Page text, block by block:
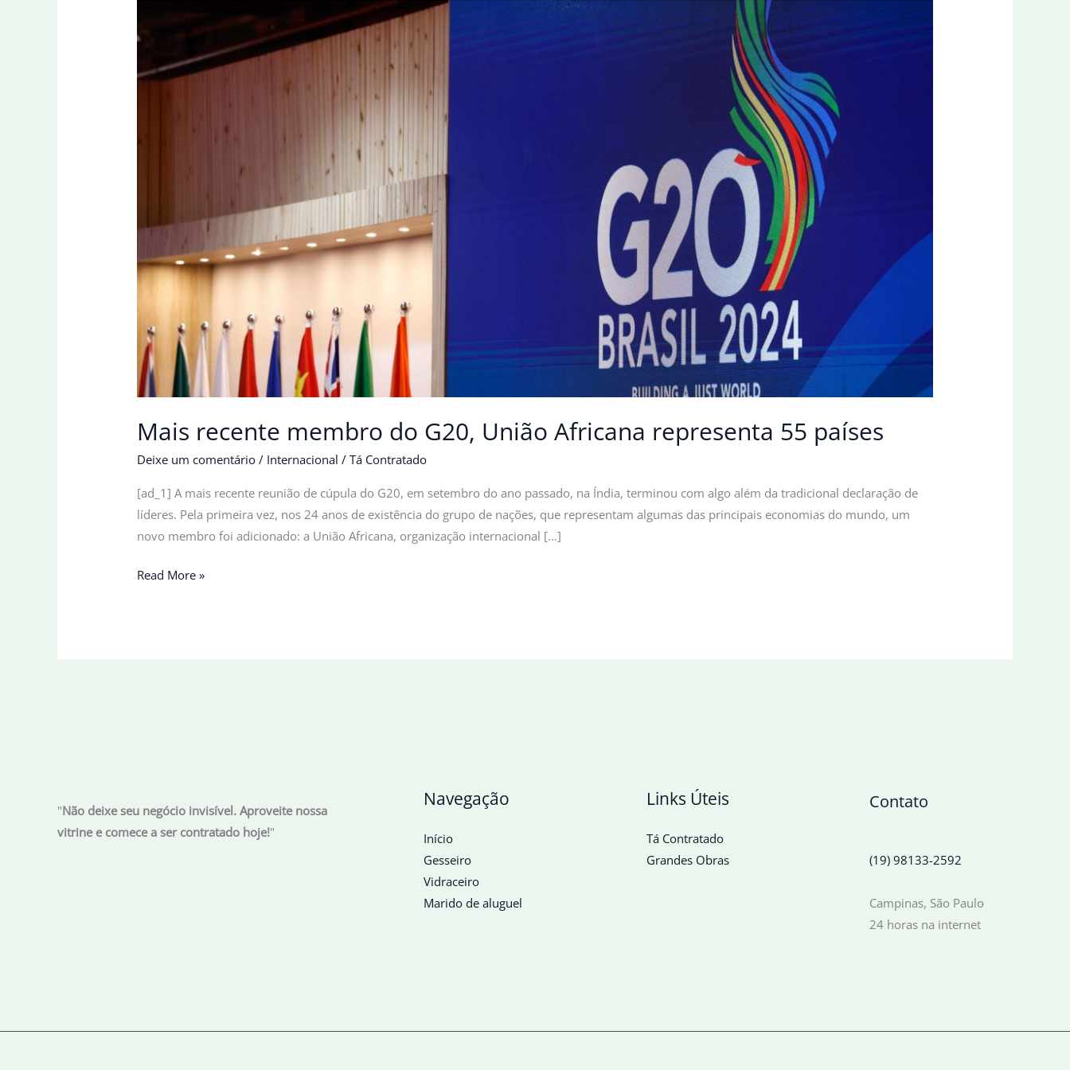
Mais recente membro do G20, União Africana representa 55 países
Deixe um comentário / Internacional /Tá Contratado
[ad_1] A mais recente reunião de cúpula do G20, em setembro do ano passado, na Índia, terminou com algo além da tradicional declaração de
líderes. Pela primeira vez, nos 24 anos de existência do grupo de nações, que representam algumas das principais economias do mundo, um
novo membro foi adicionado: a União Africana, organização internacional […]
Mais
Read More »
"Não deixe seu negócio invisível. Aproveite nossa
vitrine e comece a ser contratado hoje!"
Navegação
Início
Gesseiro
Vidraceiro
Marido de aluguel
Links Úteis
Tá Contratado
Grandes Obras
Contato
(19) 98133-2592
Campinas, São Paulo
24 horas na internet